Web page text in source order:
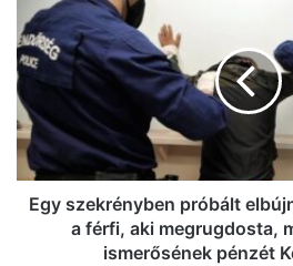
Kiskunfélegyháza
vonatok (frissítve)
szekrényben
próbált
elbújni
a
nyomozók
elől
az
a
férfi,
megrugdosta,
Egy szekrényben próbált
a férfi, aki megrugdosta,
ismerősének pénzét